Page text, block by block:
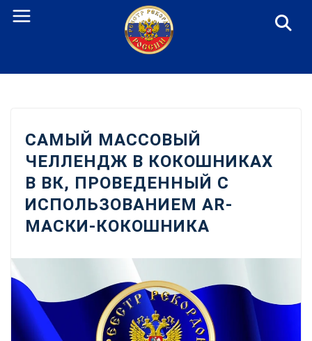
Перейти
САМЫЙ МАССОВЫЙ
ЧЕЛЛЕНДЖ В КОКОШНИКАХ
В ВК, ПРОВЕДЕННЫЙ С
ИСПОЛЬЗОВАНИЕМ AR-
МАСКИ-КОКОШНИКА